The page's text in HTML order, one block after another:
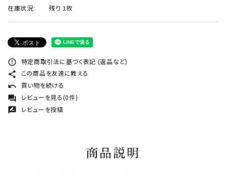
在庫状況: 残り 1枚
error_outline 特定商取引法に基づく表記 (返品など)
share この商品を友達に教える
undo 買い物を続ける
forum レビューを見る(0件)
rate_review レビューを投稿
商品説明